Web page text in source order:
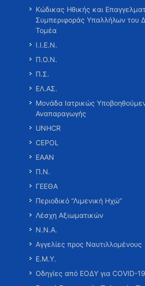
Κώδικας Ηθικής και
Συμπεριφοράς Υπαλλήλων του
Τομέα
Ι.Ι.Ε.Ν.
Π.Ο.Ν.
Π.Σ.
ΕΛ.ΑΣ.
Μονάδα Ιατρικώς
Αναπαραγωγής
UNHCR
CEPOL
ΕΑΑΝ
Π.Ν.
ΓΕΕΘΑ
Περιοδικό “Λιμενική Ηχώ”
Λέσχη Αξιωματικών
Ν.Ν.Α.
Αγγελίες προς Ναυτιλλομένους
Ε.Μ.Υ.
Οδηγίες από ΕΟΔΥ για COVID-19